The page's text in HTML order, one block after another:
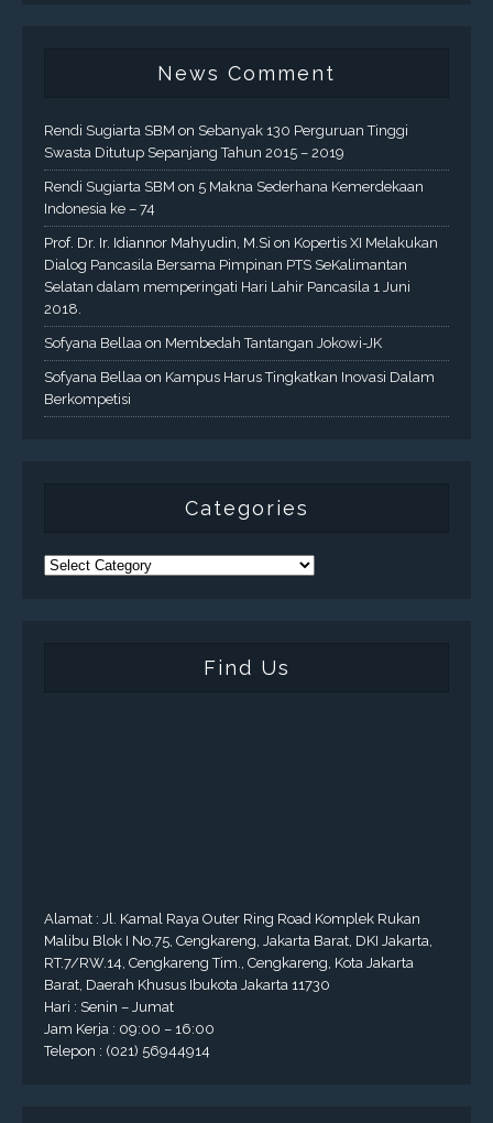
News Comment
Rendi Sugiarta SBM on Sebanyak 130 Perguruan Tinggi
Swasta Ditutup Sepanjang Tahun 2015 – 2019
Rendi Sugiarta SBM on 5 Makna Sederhana Kemerdekaan
Indonesia ke – 74
Prof. Dr. Ir. Idiannor Mahyudin, M.Si on Kopertis XI Melakukan
Dialog Pancasila Bersama Pimpinan PTS SeKalimantan
Selatan dalam memperingati Hari Lahir Pancasila 1 Juni
2018.
Sofyana Bellaa on Membedah Tantangan Jokowi-JK
Sofyana Bellaa on Kampus Harus Tingkatkan Inovasi Dalam
Berkompetisi
Categories
Find Us
Alamat : Jl. Kamal Raya Outer Ring Road Komplek Rukan
Malibu Blok I No.75, Cengkareng, Jakarta Barat, DKI Jakarta,
RT.7/RW.14, Cengkareng Tim., Cengkareng, Kota Jakarta
Barat, Daerah Khusus Ibukota Jakarta 11730
Hari : Senin – Jumat
Jam Kerja : 09:00 – 16:00
Telepon : (021) 56944914